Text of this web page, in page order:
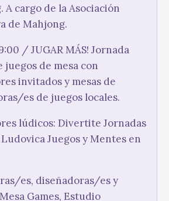
A cargo de la Asociación
de Mahjong.
/ JUGAR MÁS! Jornada
juegos de mesa con
invitados y mesas de
es de juegos locales.
lúdicos: Divertite Jornadas
Juegos y Mentes en
es, diseñadoras/es y
Games, Estudio